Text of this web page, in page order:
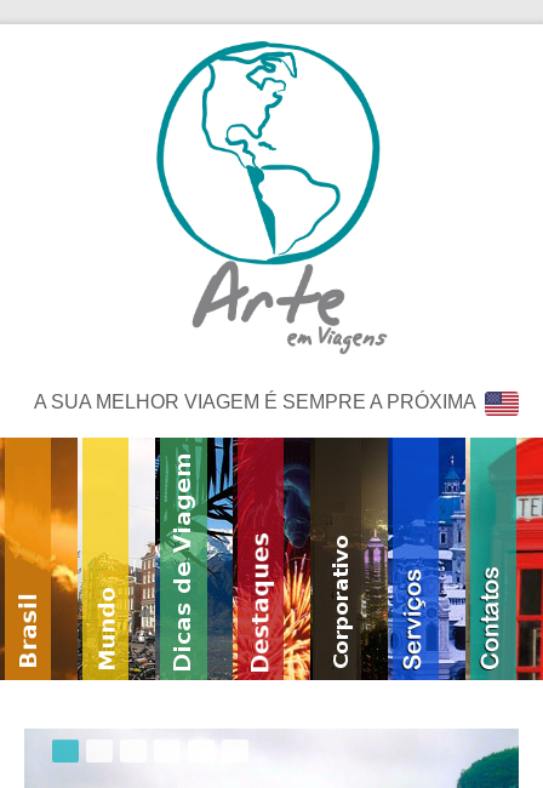
A SUA MELHOR VIAGEM É SEMPRE A PRÓXIMA